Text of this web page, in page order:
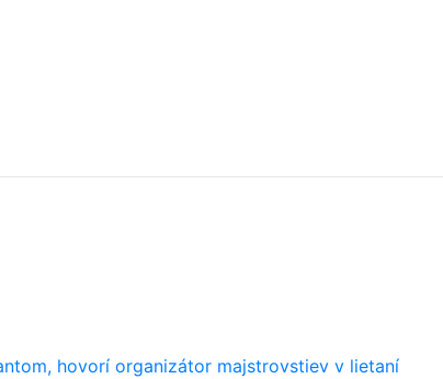
hovorí organizátor majstrovstiev v lietaní